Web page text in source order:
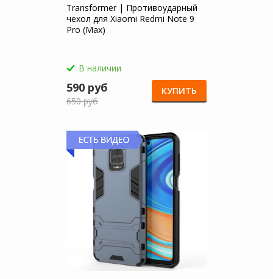
Transformer | Противоударный
чехол для Xiaomi Redmi Note 9
Pro (Max)
В наличии
590 руб
650 руб
КУПИТЬ